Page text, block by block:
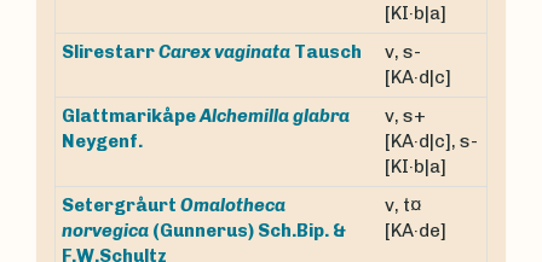
[KI·b|a]
SlirestarrCarex vaginata Tausch
v, s-
[KA·d|c]
GlattmarikåpeAlchemilla glabra
Neygenf.
v, s+
[KA·d|c], s-
[KI·b|a]
Setergråurt Omalotheca
norvegica (Gunnerus) Sch.Bip. &
F.W.Schultz
v, t¤
[KA·de]